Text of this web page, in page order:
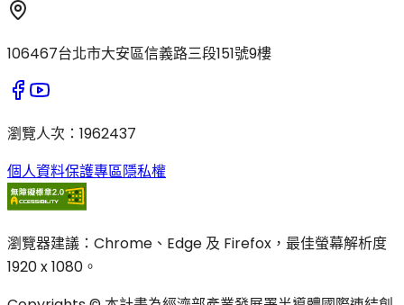
106467台北市大安區信義路三段151號9樓
瀏覽人次 ： 1962437
個人資料保護專區隱私權
瀏覽器建議：Chrome、Edge 及 Firefox，最佳螢幕解析度
1920 x 1080。